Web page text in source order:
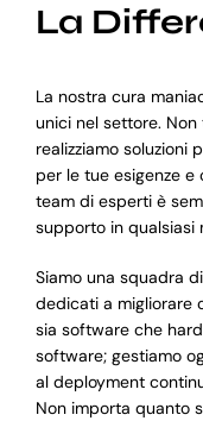
La
La nostra cura
unici nel settore.
realizziamo soluzioni
per le tue esigenze e
team di esperti è
supporto in qualsiasi
Siamo una squadra
dedicati a migliorare
sia software che
software; gestiamo
al deployment
Non importa quanto